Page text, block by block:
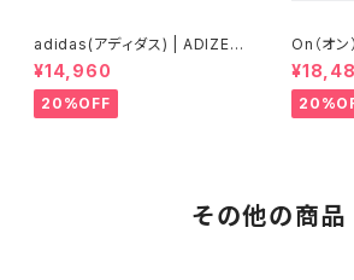
adidas(アディダス) | ADIZER
OBOSTON13 | Core White
/ Silver Metallic / Bliss Pin
k | Women
¥14,960
20%OFF
On（オ
oid |
その他の商品